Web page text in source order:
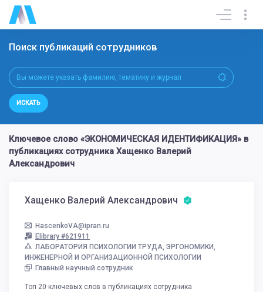
Поиск публикаций сотрудников
ИСКАТЬ
Ключевое слово «ЭКОНОМИЧЕСКАЯ ИДЕНТИФИКАЦИЯ» в
публикациях сотрудника Хащенко Валерий
Александрович
Хащенко Валерий Александрович
HascenkoVA@ipran.ru
Elibrary #621911
ЛАБОРАТОРИЯ ПСИХОЛОГИИ ТРУДА, ЭРГОНОМИКИ,
ИНЖЕНЕРНОЙ И ОРГАНИЗАЦИОННОЙ ПСИХОЛОГИИ
Главный научный сотрудник
Топ 20 ключевых слов в публикациях сотрудника